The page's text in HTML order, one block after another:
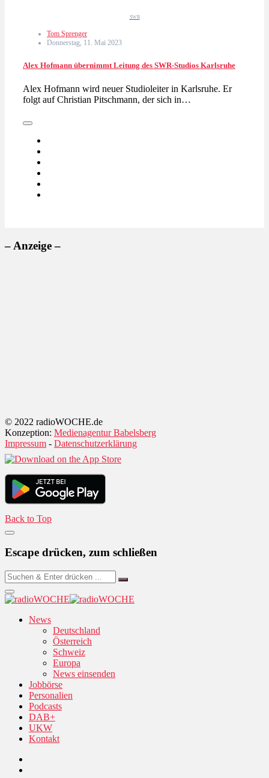
SWR
Tom Sprenger
Donnerstag, 11. Mai 2023
Alex Hofmann übernimmt Leitung des SWR-Studios Karlsruhe
Alex Hofmann wird neuer Studioleiter in Karlsruhe. Er
folgt auf Christian Pitschmann, der sich in…
– Anzeige –
© 2022 radioWOCHE.de
Konzeption: Medienagentur Babelsberg
Impressum - Datenschutzerklärung
Back to Top
Escape drücken, zum schließen
News
Deutschland
Österreich
Schweiz
Europa
News einsenden
Jobbörse
Personalien
Podcasts
DAB+
UKW
Kontakt